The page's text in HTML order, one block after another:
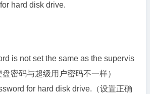
hard disk drive.
is not set the same as the supervis
密码与超级用户密码不一样）
for hard disk drive.（设置正确